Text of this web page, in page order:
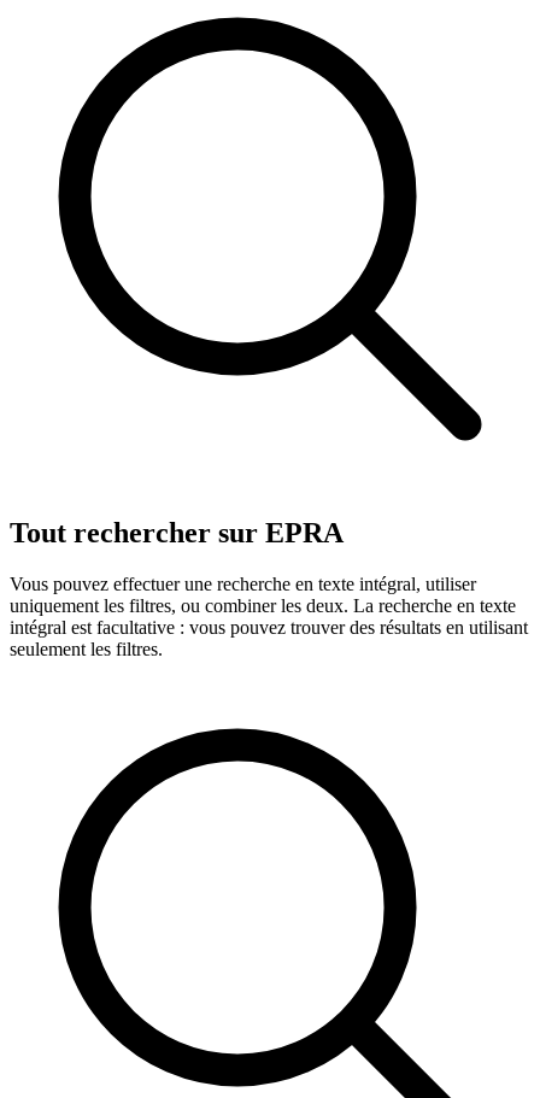
Tout rechercher sur EPRA
Vous pouvez effectuer une recherche en texte intégral, utiliser
uniquement les filtres, ou combiner les deux. La recherche en texte
intégral est facultative : vous pouvez trouver des résultats en utilisant
seulement les filtres.